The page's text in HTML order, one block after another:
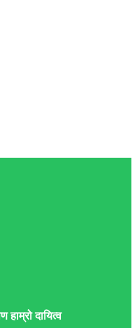
दायित्व